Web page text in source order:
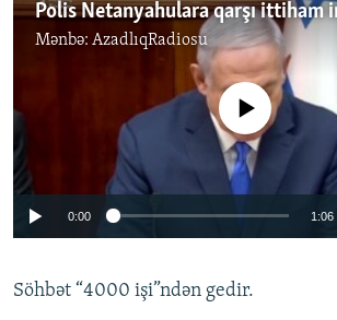
Mənbə: AzadlıqRadiosu
No media source currently
0:00 1:06
Söhbət “4000 işi”ndən gedir.